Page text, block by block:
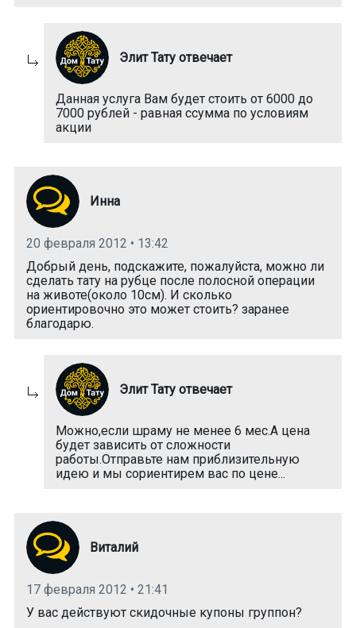
Элит Тату отвечает
Данная услуга Вам будет стоить от 6000 до
7000 рублей - равная ссумма по условиям
акции
Инна
20 февраля 2012 • 13:42
Добрый день, подскажите, пожалуйста, можно ли
сделать тату на рубце после полосной операции
на животе(около 10см). И сколько
ориентировочно это может стоить? заранее
благодарю.
Элит Тату отвечает
Можно,если шраму не менее 6 мес.А цена
будет зависить от сложности
работы.Отправьте нам приблизительную
идею и мы сориентирем вас по цене...
Виталий
17 февраля 2012 • 21:41
У вас действуют скидочные купоны группон?